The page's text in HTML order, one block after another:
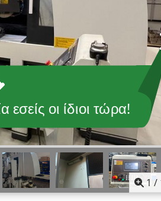
οι ίδιοι τώρα!
1 /